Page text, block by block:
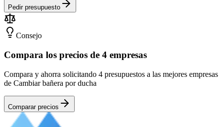
Pedir presupuesto
Consejo
Compara los precios de 4 empresas
Compara y ahorra solicitando 4 presupuestos a las mejores empresas
de Cambiar bañera por ducha
Comparar precios